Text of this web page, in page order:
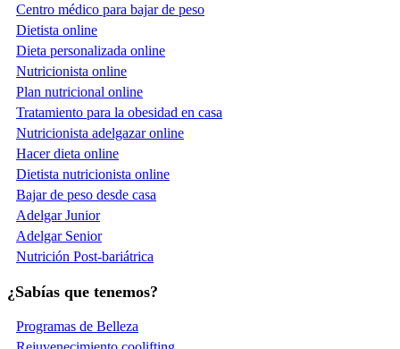
Centro médico para bajar de peso
Dietista online
Dieta personalizada online
Nutricionista online
Plan nutricional online
Tratamiento para la obesidad en casa
Nutricionista adelgazar online
Hacer dieta online
Dietista nutricionista online
Bajar de peso desde casa
Adelgar Junior
Adelgar Senior
Nutrición Post-bariátrica
¿Sabías que tenemos?
Programas de Belleza